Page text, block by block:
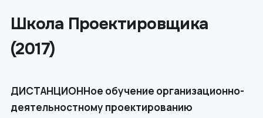
Школа Проектировщика
(2017)
ДИСТАНЦИОННое обучение организационно-
деятельностному проектированию